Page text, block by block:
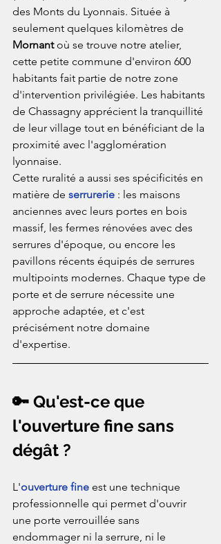
des Monts du Lyonnais. Située à
seulement quelques kilomètres de
Mornant où se trouve notre atelier,
cette petite commune d'environ 600
habitants fait partie de notre zone
d'intervention privilégiée. Les habitants
de Chassagny apprécient la tranquillité
de leur village tout en bénéficiant de la
proximité avec l'agglomération
lyonnaise.
Cette ruralité a aussi ses spécificités en
matière de serrurerie : les maisons
anciennes avec leurs portes en bois
massif, les fermes rénovées avec des
serrures d'époque, ou encore les
pavillons récents équipés de serrures
multipoints modernes. Chaque type de
porte et de serrure nécessite une
approche adaptée, et c'est
précisément notre domaine
d'expertise.
🔑 Qu'est-ce que
l'ouverture fine sans
dégât ?
L'ouverture fine est une technique
professionnelle qui permet d'ouvrir
une porte verrouillée sans
endommager ni la serrure, ni le